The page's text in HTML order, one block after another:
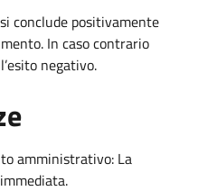
conclude positivamente
In caso contrario
negativo.
amministrativo: La